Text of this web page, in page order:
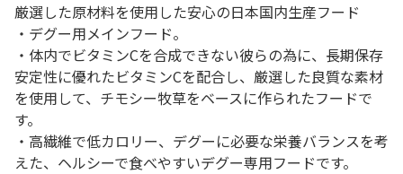
厳選した原材料を使用した安心の日本国内生産フード
・デグー用メインフード。
・体内でビタミンCを合成できない彼らの為に、長期保存
安定性に優れたビタミンCを配合し、厳選した良質な素材
を使用して、チモシー牧草をベースに作られたフードで
す。
・高繊維で低カロリー、デグーに必要な栄養バランスを考
えた、ヘルシーで食べやすいデグー専用フードです。